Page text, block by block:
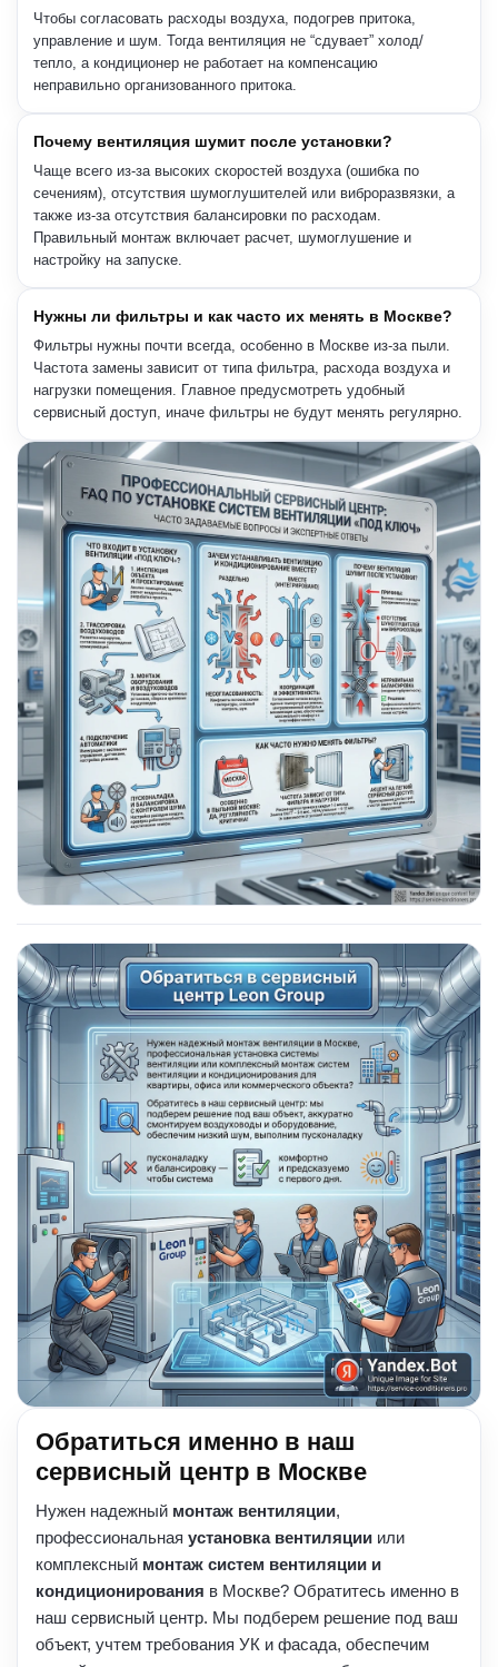
Чтобы согласовать расходы воздуха, подогрев притока,
управление и шум. Тогда вентиляция не “сдувает” холод/
тепло, а кондиционер не работает на компенсацию
неправильно организованного притока.
Почему вентиляция шумит после установки?
Чаще всего из-за высоких скоростей воздуха (ошибка по
сечениям), отсутствия шумоглушителей или виброразвязки, а
также из-за отсутствия балансировки по расходам.
Правильный монтаж включает расчет, шумоглушение и
настройку на запуске.
Нужны ли фильтры и как часто их менять в Москве?
Фильтры нужны почти всегда, особенно в Москве из-за пыли.
Частота замены зависит от типа фильтра, расхода воздуха и
нагрузки помещения. Главное предусмотреть удобный
сервисный доступ, иначе фильтры не будут менять регулярно.
Обратиться именно в наш
сервисный центр в Москве
Нужен надежный монтаж вентиляции,
профессиональная установка вентиляции или
комплексный монтаж систем вентиляции и
кондиционирования в Москве? Обратитесь именно в
наш сервисный центр. Мы подберем решение под ваш
объект, учтем требования УК и фасада, обеспечим